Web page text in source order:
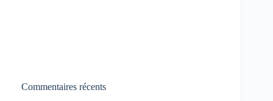
Commentaires récents